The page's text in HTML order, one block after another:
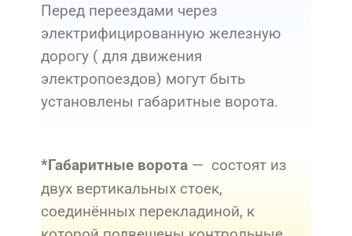
Перед переездами через
электрифицированную железную
дорогу ( для движения
электропоездов) могут быть
установлены габаритные ворота.
*Габаритные ворота — состоят из
двух вертикальных стоек,
соединённых перекладиной, к